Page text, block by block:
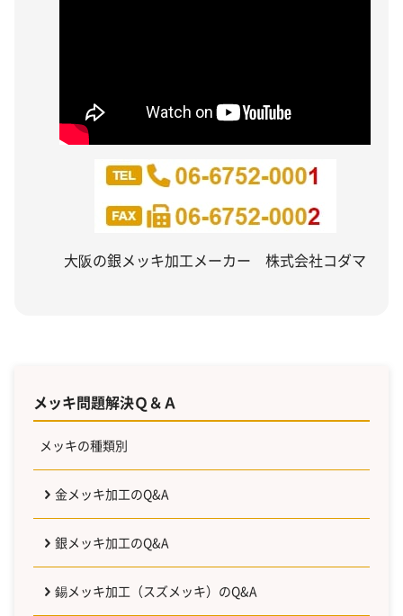
大阪の銀メッキ加工メーカー 株式会社コダマ
メッキ問題解決Ｑ＆Ａ
メッキの種類別
金メッキ加工のQ&A
銀メッキ加工のQ&A
錫メッキ加工（スズメッキ）のQ&A